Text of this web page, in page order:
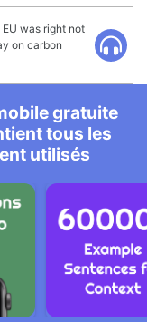
was right not
on carbon
gratuite
tous les
utilisés